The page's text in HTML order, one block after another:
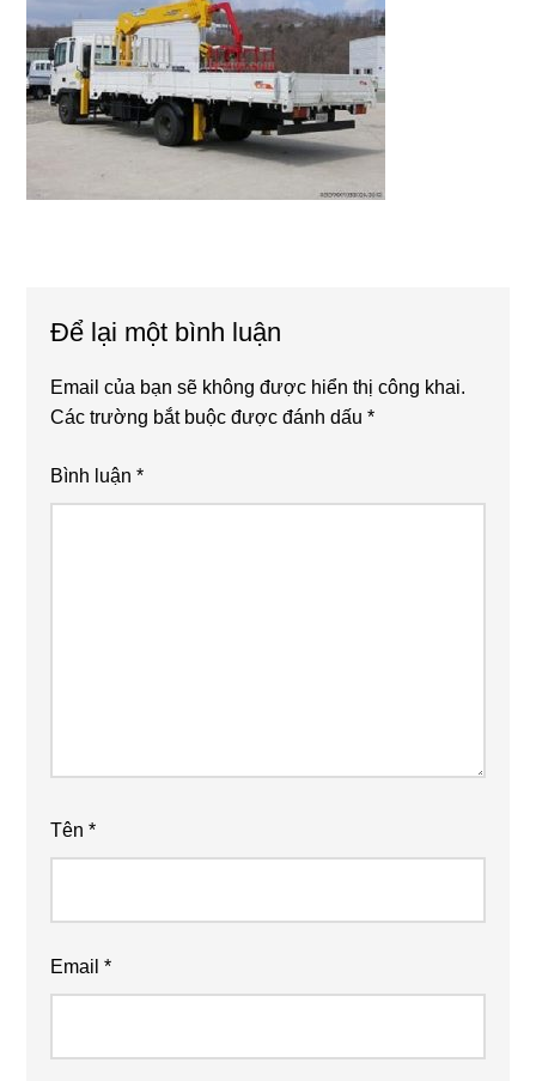
Interactions
Để lại một bình luận
Email của bạn sẽ không được hiển thị công khai.
Các trường bắt buộc được đánh dấu*
Bình luận*
Tên*
Email*